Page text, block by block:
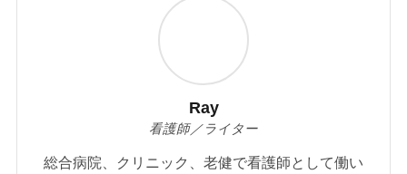
Ray
看護師／ライター
総合病院、クリニック、老健で看護師として働い